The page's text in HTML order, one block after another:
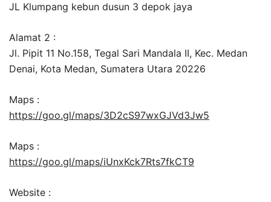
JL Klumpang kebun dusun 3 depok jaya
Alamat 2 :
Jl. Pipit 11 No.158, Tegal Sari Mandala II, Kec. Medan
Denai, Kota Medan, Sumatera Utara 20226
Maps :
https://goo.gl/maps/3D2cS97wxGJVd3Jw5
Maps :
https://goo.gl/maps/iUnxKck7Rts7fkCT9
Website :